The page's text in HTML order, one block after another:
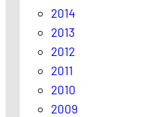
2014
2013
2012
2011
2010
2009